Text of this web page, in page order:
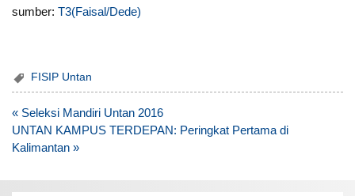
sumber:T3(Faisal/Dede)
FISIP Untan
Post
navigation
« Seleksi Mandiri Untan 2016
UNTAN KAMPUS TERDEPAN: Peringkat Pertama di
Kalimantan »